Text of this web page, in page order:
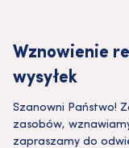
Wznowienie
wysyłek
Szanowni Państwo!
zasobów,
zapraszamy do